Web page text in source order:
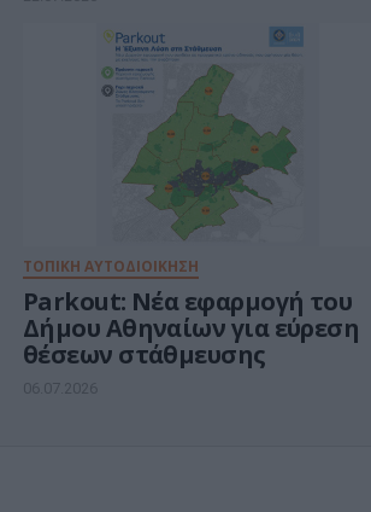
ΤΟΠΙΚΗ ΑΥΤΟΔΙΟΙΚΗΣΗ
Parkout: Νέα εφαρμογή του
Δήμου Αθηναίων για εύρεση
θέσεων στάθμευσης
06.07.2026